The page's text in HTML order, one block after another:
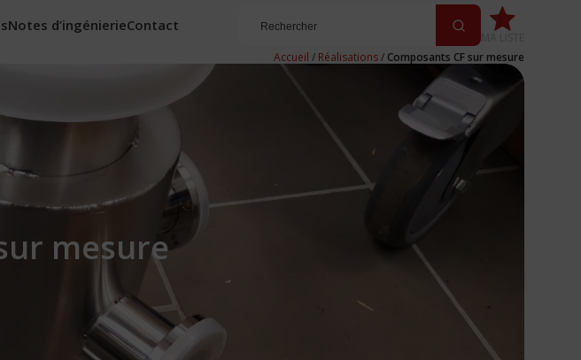
Notes d’ingénierieContact
Accueil / Réalisations/ Composants CF sur mesure
mesure